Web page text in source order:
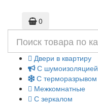
0
Двери в квартиру
С шумоизоляцией
С терморазрывом
Межкомнатные
С зеркалом